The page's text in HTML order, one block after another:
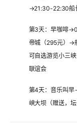
→21:30-22:30船
第3天：早咖啡
帝城（295元）
可自选游览小三
联谊会
第4天：音乐叫
峡大坝（赠送，